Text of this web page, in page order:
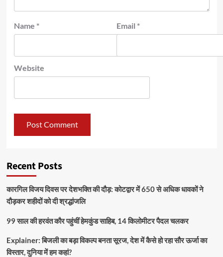
Name * Email *
Website
Recent Posts
कारगिल विजय दिवस पर देशभक्ति की दौड़: कोटद्वार में 650 से अधिक धावकों ने
दौड़कर शहीदों को दी श्रद्धांजलि
99 साल की हरवंत कौर पहुंचीं हेमकुंड साहिब, 14 किलोमीटर पैदल चलकर
Explainer: बिजली का बड़ा विकल्प बनता सूरज, देश में कैसे हो रहा सौर ऊर्जा का
विस्तार, दुनिया में हम कहां?